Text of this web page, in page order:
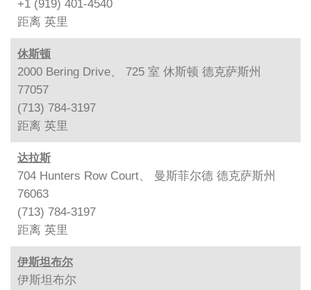
+1 (919) 401-4540
距离 英里
休斯顿
2000 Bering Drive、 725 室 休斯顿 德克萨斯州
77057
(713) 784-3197
距离 英里
达拉斯
704 Hunters Row Court、 曼斯菲尔德 德克萨斯州
76063
(713) 784-3197
距离 英里
伊斯坦布尔
伊斯坦布尔